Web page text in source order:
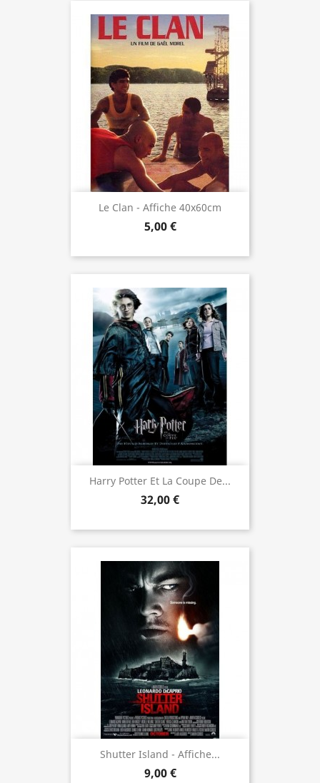
Le Clan - Affiche 40x60cm
5,00 €
Harry Potter Et La Coupe De...
32,00 €
Shutter Island - Affiche...
9,00 €